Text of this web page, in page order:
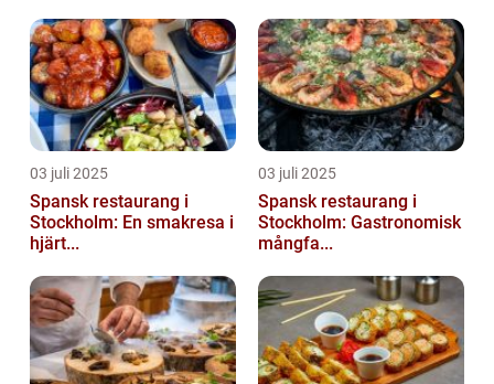
03 juli 2025
Spansk restaurang i
Stockholm: En smakresa i
hjärt...
03 juli 2025
Spansk restaurang i
Stockholm: Gastronomisk
mångfa...